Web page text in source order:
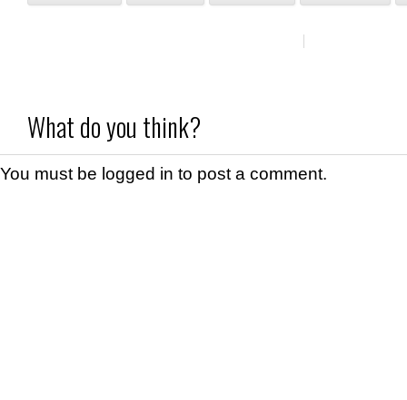
What do you think?
You must be logged in to post a comment.